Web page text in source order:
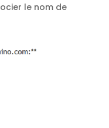
le nom de